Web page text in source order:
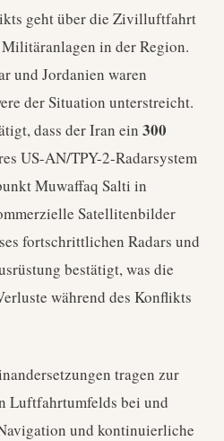
geht über die Zivilluftfahrt
in der Region.
und Jordanien waren
der Situation unterstreicht.
dass der Iran ein 300
US-AN/TPY-2-Radarsystem
Muwaffaq Salti in
Satellitenbilder
fortschrittlichen Radars und
bestätigt, was die
während des Konflikts
tragen zur
Luftfahrtumfelds bei und
und kontinuierliche